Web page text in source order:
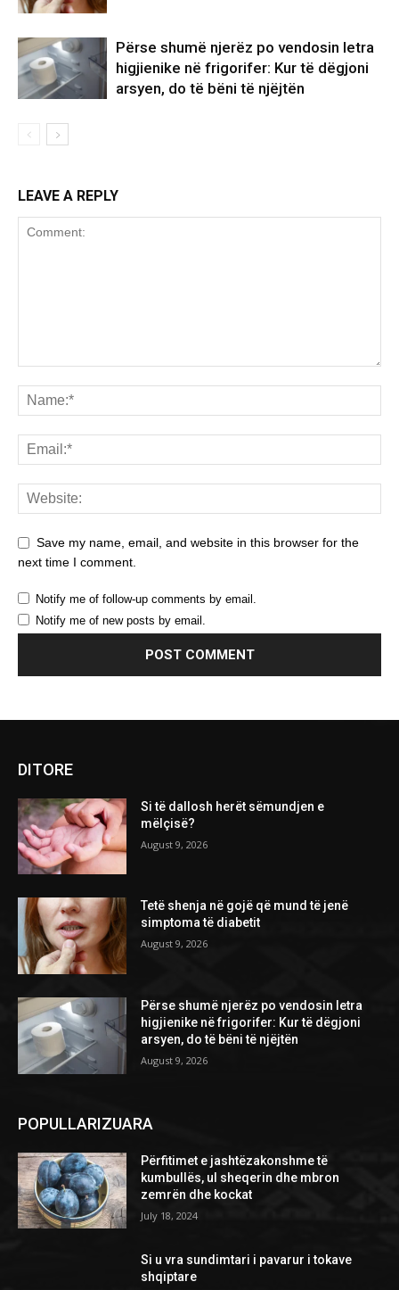
Përse shumë njerëz po vendosin letra
higjienike në frigorifer: Kur të dëgjoni
arsyen, do të bëni të njëjtën
LEAVE A REPLY
Save my name, email, and website in this browser for the
next time I comment.
Notify me of follow-up comments by email.
Notify me of new posts by email.
DITORE
Si të dallosh herët sëmundjen e
mëlçisë?
August 9, 2026
Tetë shenja në gojë që mund të jenë
simptoma të diabetit
August 9, 2026
Përse shumë njerëz po vendosin letra
higjienike në frigorifer: Kur të dëgjoni
arsyen, do të bëni të njëjtën
August 9, 2026
POPULLARIZUARA
Përfitimet e jashtëzakonshme të
kumbullës, ul sheqerin dhe mbron
zemrën dhe kockat
July 18, 2024
Si u vra sundimtari i pavarur i tokave
shqiptare